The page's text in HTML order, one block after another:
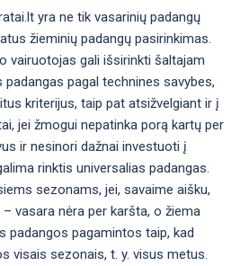
yra ne tik vasarinių padangų
žieminių padangų pasirinkimas.
vairuotojas gali išsirinkti šaltajam
pagal technines savybes,
kriterijus, taip pat atsižvelgiant ir į
jei žmogui nepatinka porą kartų per
ir nesinori dažnai investuoti į
rinktis universalias padangas.
sezonams, jei, savaime aišku,
vasara nėra per karšta, o žiema
padangos pagamintos taip, kad
visais sezonais, t. y. visus metus.